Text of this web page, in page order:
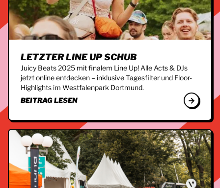
LETZTER LINE UP SCHUB
Juicy Beats 2025 mit finalem Line Up! Alle Acts & DJs
jetzt online entdecken – inklusive Tagesfilter und Floor-
Highlights im Westfalenpark Dortmund.
BEITRAG LESEN